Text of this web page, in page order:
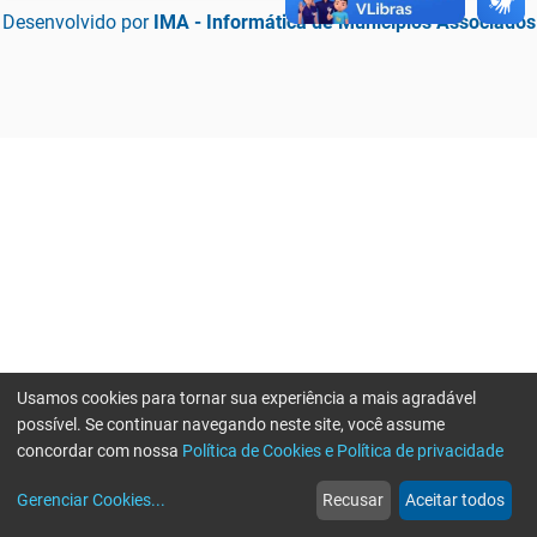
Desenvolvido por IMA - Informática de Municípios Associados
web
Notícias
more_horiz
Mais
Usamos cookies para tornar sua experiência a mais agradável
possível. Se continuar navegando neste site, você assume
concordar com nossa Política de Cookies e Política de privacidade
Gerenciar Cookies... Recusar Aceitar todos
Erro ao enviar informações, por favor tente novamente